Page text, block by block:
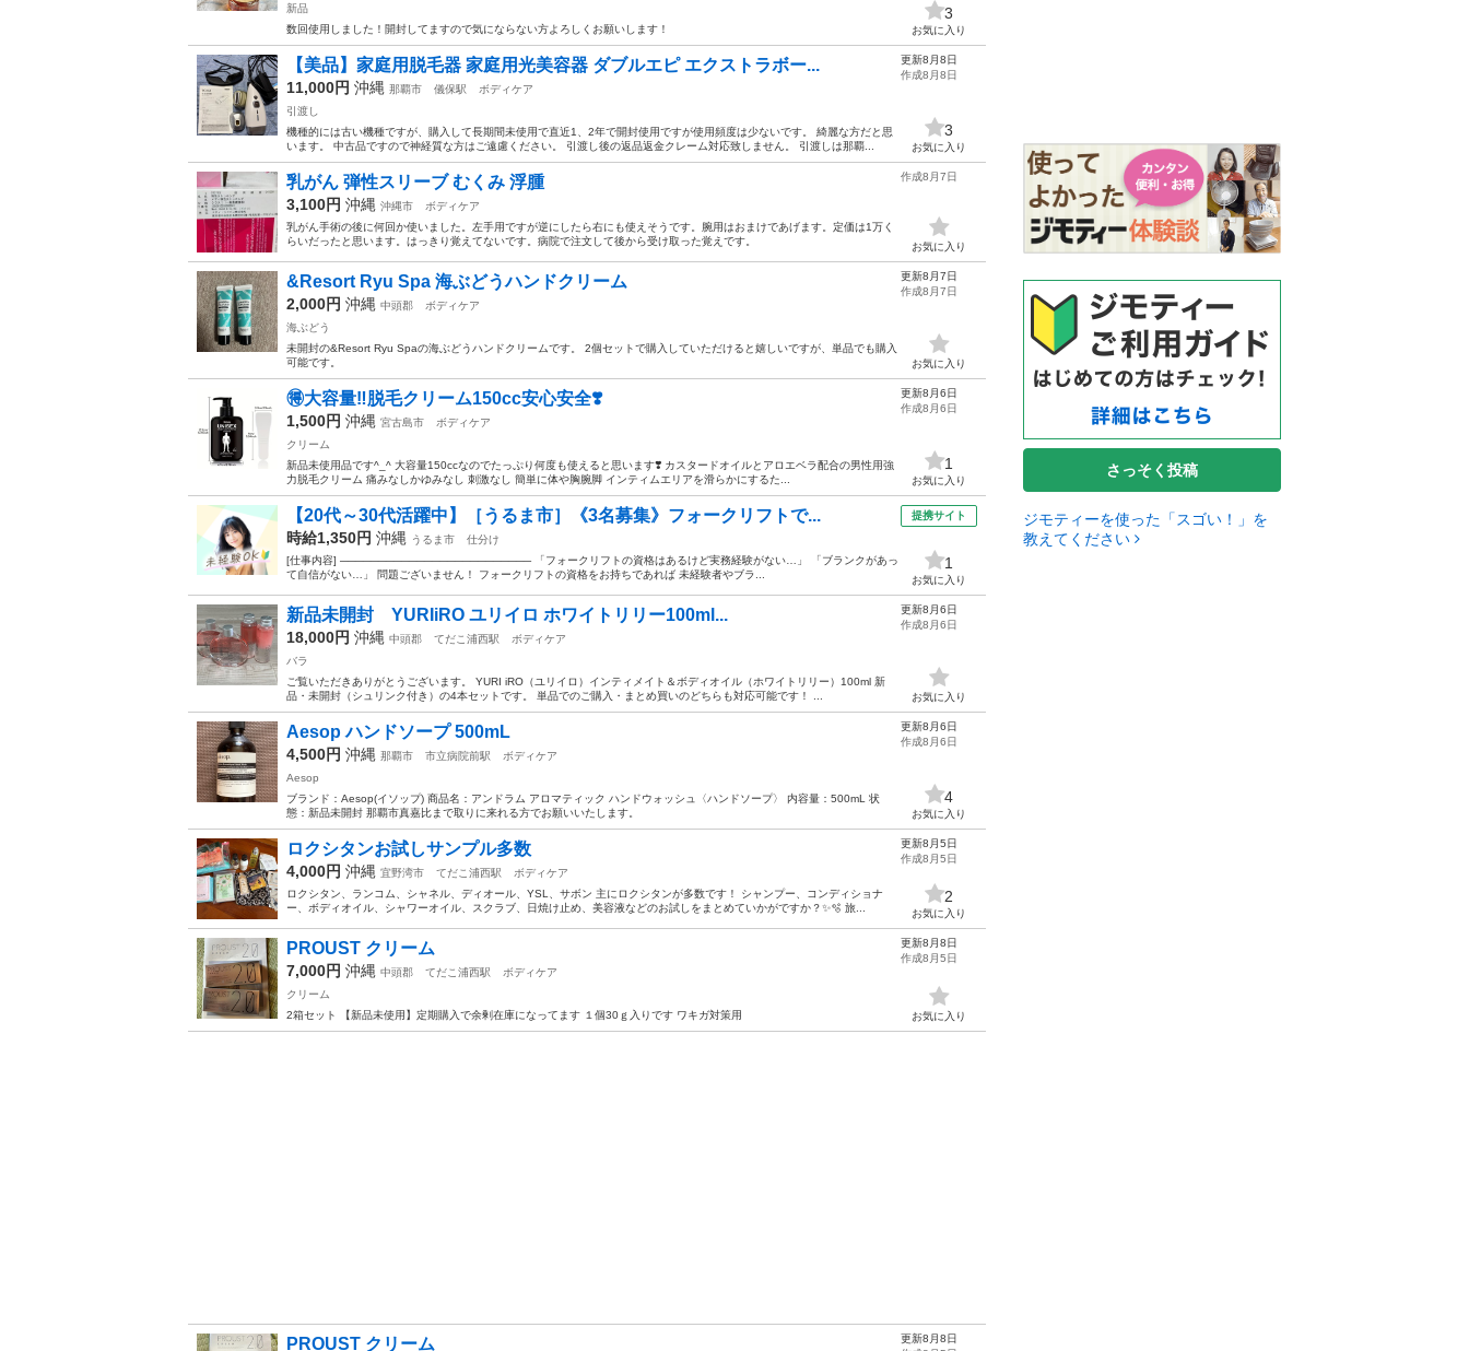
新品
数回使用しました！開封してますので気にならない方よろしくお願いします！
3
お気に入り
【美品】家庭用脱毛器 家庭用光美容器 ダブルエピ エクストラボー...
11,000円 沖縄 那覇市 儀保駅
ボディケア
引渡し
機種的には古い機種ですが、購入して長期間未使用で直近1、2年で開封使用ですが使用頻度は少ないです。 綺麗な方だと思
います。 中古品ですので神経質な方はご遠慮ください。 引渡し後の返品返金クレーム対応致しません。 引渡しは那覇...
更新8月8日
作成8月8日
3
お気に入り
乳がん 弾性スリーブ むくみ 浮腫
3,100円 沖縄 沖縄市
ボディケア
乳がん手術の後に何回か使いました。左手用ですが逆にしたら右にも使えそうです。腕用はおまけであげます。定価は1万く
らいだったと思います。はっきり覚えてないです。病院で注文して後から受け取った覚えです。
作成8月7日
お気に入り
&Resort Ryu Spa 海ぶどうハンドクリーム
2,000円 沖縄 中頭郡
ボディケア
海ぶどう
未開封の&Resort Ryu Spaの海ぶどうハンドクリームです。 2個セットで購入していただけると嬉しいですが、単品でも購入
可能です。
更新8月7日
作成8月7日
お気に入り
🉐大容量‼️脱毛クリーム150cc安心安全❣️
1,500円 沖縄 宮古島市
ボディケア
クリーム
新品未使用品です^_^ 大容量150ccなのでたっぷり何度も使えると思います❣️ カスタードオイルとアロエベラ配合の男性用強
力脱毛クリーム 痛みなしかゆみなし 刺激なし 簡単に体や胸腕脚 インティムエリアを滑らかにするた...
更新8月6日
作成8月6日
1
お気に入り
【20代～30代活躍中】［うるま市］《3名募集》フォークリフトで...
時給1,350円 沖縄 うるま市
仕分け
[仕事内容] ───────────────────────── 「フォークリフトの資格はあるけど実務経験がない…」 「ブランクがあっ
て自信がない…」 問題ございません！ フォークリフトの資格をお持ちであれば 未経験者やブラ...
提携サイト
1
お気に入り
新品未開封 YURIiRO ユリイロ ホワイトリリー100ml...
18,000円 沖縄 中頭郡 てだこ浦西駅
ボディケア
バラ
ご覧いただきありがとうございます。 YURI iRO（ユリイロ）インティメイト＆ボディオイル（ホワイトリリー）100ml 新
品・未開封（シュリンク付き）の4本セットです。 単品でのご購入・まとめ買いのどちらも対応可能です！ ...
更新8月6日
作成8月6日
お気に入り
Aesop ハンドソープ 500mL
4,500円 沖縄 那覇市 市立病院前駅
ボディケア
Aesop
ブランド：Aesop(イソップ) 商品名：アンドラム アロマティック ハンドウォッシュ〈ハンドソープ〉 内容量：500mL 状
態：新品未開封 那覇市真嘉比まで取りに来れる方でお願いいたします。
更新8月6日
作成8月6日
4
お気に入り
ロクシタンお試しサンプル多数
4,000円 沖縄 宜野湾市 てだこ浦西駅
ボディケア
ロクシタン、ランコム、シャネル、ディオール、YSL、サボン 主にロクシタンが多数です！ シャンプー、コンディショナ
ー、ボディオイル、シャワーオイル、スクラブ、日焼け止め、美容液などのお試しをまとめていかがですか？✨🫧 旅...
更新8月5日
作成8月5日
2
お気に入り
PROUST クリーム
7,000円 沖縄 中頭郡 てだこ浦西駅
ボディケア
クリーム
2箱セット 【新品未使用】定期購入で余剰在庫になってます １個30ｇ入りです ワキガ対策用
更新8月8日
作成8月5日
お気に入り
PROUST クリーム
更新8月8日
さっそく投稿
ジモティーを使った「スゴい！」を
教えてください